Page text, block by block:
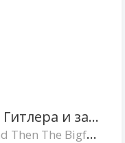
Человек, который убил Гитлера и затем снежного человека
The Bigfoot